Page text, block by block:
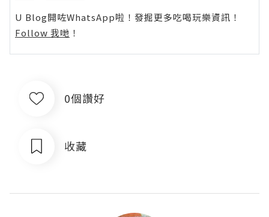
U Blog開咗WhatsApp啦！發掘更多吃喝玩樂資訊！
Follow 我哋 ！
0個讚好
收藏